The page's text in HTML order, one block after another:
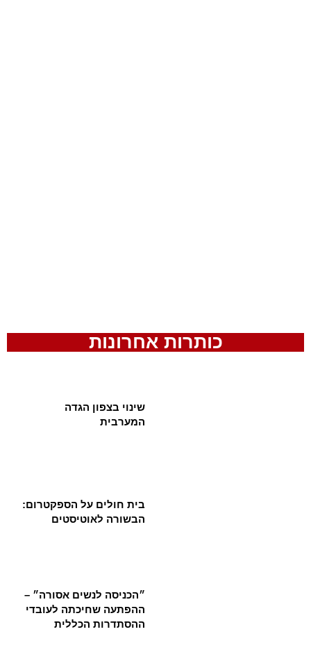
כותרות אחרונות
שינוי בצפון הגדה
המערבית
בית חולים על הספקטרום:
הבשורה לאוטיסטים
״הכניסה לנשים אסורה״ –
ההפתעה שחיכתה לעובדי
ההסתדרות הכללית